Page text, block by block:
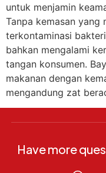
untuk menjamin
Tanpa kemasan yang
terkontaminasi
bahkan mengalami
tangan konsumen.
makanan dengan
mengandung zat
Have more